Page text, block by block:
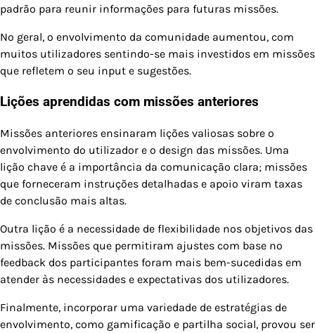
padrão para reunir informações para futuras missões.
No geral, o envolvimento da comunidade aumentou, com
muitos utilizadores sentindo-se mais investidos em missões
que refletem o seu input e sugestões.
Lições aprendidas com missões anteriores
Missões anteriores ensinaram lições valiosas sobre o
envolvimento do utilizador e o design das missões. Uma
lição chave é a importância da comunicação clara; missões
que forneceram instruções detalhadas e apoio viram taxas
de conclusão mais altas.
Outra lição é a necessidade de flexibilidade nos objetivos das
missões. Missões que permitiram ajustes com base no
feedback dos participantes foram mais bem-sucedidas em
atender às necessidades e expectativas dos utilizadores.
Finalmente, incorporar uma variedade de estratégias de
envolvimento, como gamificação e partilha social, provou ser